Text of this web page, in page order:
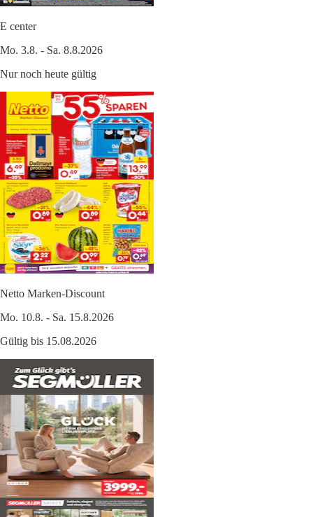
E center
Mo. 3.8. - Sa. 8.8.2026
Nur noch heute gültig
Netto Marken-Discount
Mo. 10.8. - Sa. 15.8.2026
Gültig bis 15.08.2026